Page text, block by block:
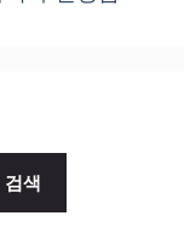
검색